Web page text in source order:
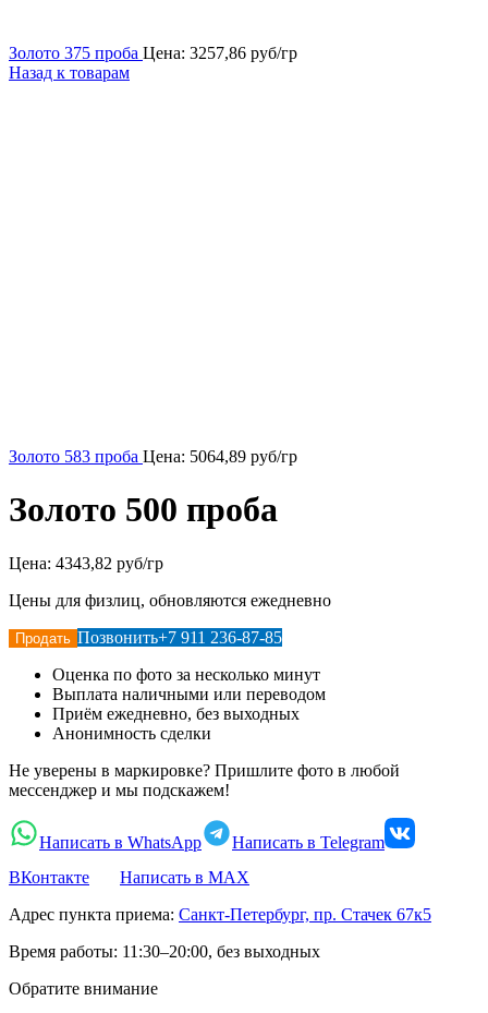
Золото 375 проба Цена: 3257,86 руб/гр
Назад к товарам
Золото 583 проба Цена: 5064,89 руб/гр
Золото 500 проба
Цена: 4343,82 руб/гр
Цены для физлиц, обновляются ежедневно
Продать Позвонить+7 911 236-87-85
Оценка по фото за несколько минут
Выплата наличными или переводом
Приём ежедневно, без выходных
Анонимность сделки
Не уверены в маркировке? Пришлите фото в любой
мессенджер и мы подскажем!
Написать в WhatsApp
Написать в Telegram
ВКонтакте
Написать в MAX
Адрес пункта приема: Санкт-Петербург, пр. Стачек 67к5
Время работы: 11:30–20:00, без выходных
Обратите внимание